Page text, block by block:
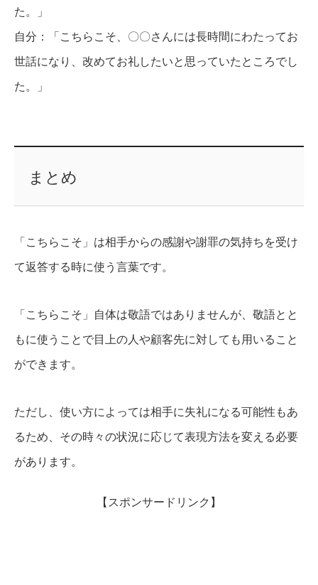
た。」
自分：「こちらこそ、〇〇さんには長時間にわたってお
世話になり、改めてお礼したいと思っていたところでし
た。」
まとめ
「こちらこそ」は相手からの感謝や謝罪の気持ちを受け
て返答する時に使う言葉です。
「こちらこそ」自体は敬語ではありませんが、敬語とと
もに使うことで目上の人や顧客先に対しても用いること
ができます。
ただし、使い方によっては相手に失礼になる可能性もあ
るため、その時々の状況に応じて表現方法を変える必要
があります。
【スポンサードリンク】